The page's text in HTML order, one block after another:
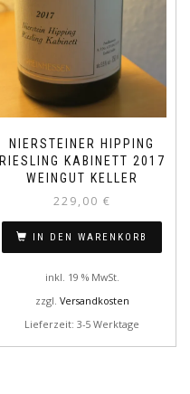
NIERSTEINER HIPPING
RIESLING KABINETT 2017
WEINGUT KELLER
229,00 €
IN DEN WARENKORB
inkl. 19 % MwSt.
zzgl. Versandkosten
Lieferzeit: 3-5 Werktage